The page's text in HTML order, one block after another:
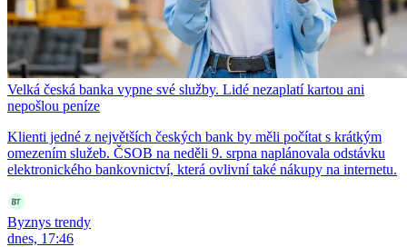
Velká česká banka vypne své služby. Lidé nezaplatí kartou ani
nepošlou peníze
Klienti jedné z největších českých bank by měli počítat s krátkým
omezením služeb. ČSOB na neděli 9. srpna naplánovala odstávku
elektronického bankovnictví, která ovlivní také nákupy na internetu.
Byznys trendy
dnes, 17:46